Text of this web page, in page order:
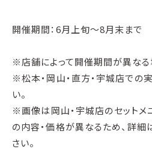
開催期間：6月上旬～8月末まで
※店舗によって開催期間が異なる
※松本・岡山・直方・宇城店での
い。
※画像は岡山・宇城店のセットメ
の内容・価格が異なるため、詳
さい。